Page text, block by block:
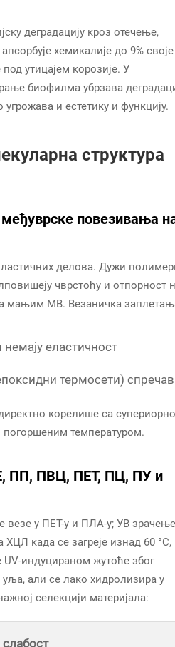
деградацију кроз отечење,
хемикалије до 9% своје
утицајем корозије. У
биофилма убрзава
и естетику и функцију.
структура
повезивања
делова. Дужи
чврстоћу и отпорност
мањим МВ. Везаничка
еластичност
термосети)
корелише са
температуром.
ПП, ПВЦ, ПЕТ, ПЦ, ПУ и
везе у ПЕТ-у и ПЛА-у; УВ зрачење
када се загреје изнад 60 °C,
UV-индуцираном жутоће због
али се лако хидролизира у
селекцији материјала: